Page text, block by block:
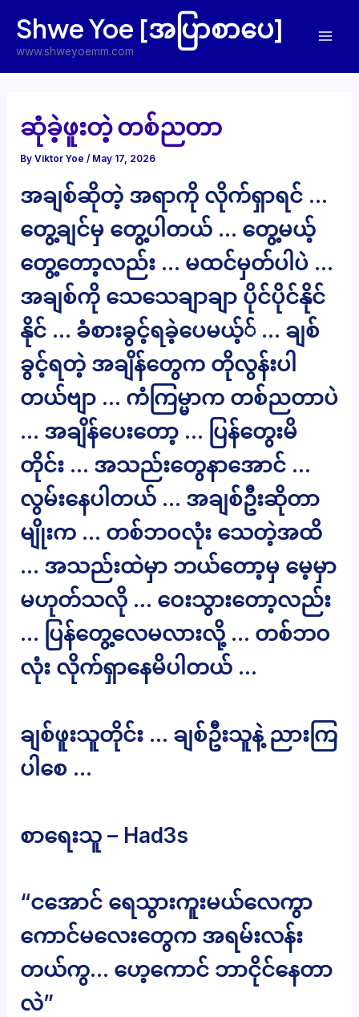
content
Shwe Yoe [အပြာစာပေ]
www.shweyoemm.com
ဆုံခဲ့ဖူးတဲ့ တစ်ညတာ
ByViktor Yoe/ May 17, 2026
အချစ်ဆိုတဲ့ အရာကို လိုက်ရှာရင် …
တွေ့ချင်မှ တွေ့ပါတယ် … တွေ့မယ့်
တွေ့တော့လည်း … မထင်မှတ်ပါပဲ …
အချစ်ကို သေသေချာချာ ပိုင်ပိုင်နိုင်
နိုင် … ခံစားခွင့်ရခဲ့ပေမယ့်် … ချစ်
ခွင့်ရတဲ့ အချိန်တွေက တိုလွန်းပါ
တယ်ဗျာ … ကံကြမ္မာက တစ်ညတာပဲ
… အချိန်ပေးတော့ … ပြန်တွေးမိ
တိုင်း … အသည်းတွေနာအောင် …
လွမ်းနေပါတယ် … အချစ်ဦးဆိုတာ
မျိုးက … တစ်ဘဝလုံး သေတဲ့အထိ
… အသည်းထဲမှာ ဘယ်တော့မှ မေ့မှာ
မဟုတ်သလို … ဝေးသွားတော့လည်း
… ပြန်တွေ့လေမလားလို့ … တစ်ဘဝ
လုံး လိုက်ရှာနေမိပါတယ် …
ချစ်ဖူးသူတိုင်း … ချစ်ဦးသူနဲ့ ညားကြ
ပါစေ …
စာရေးသူ – Had3s
“ငအောင် ရေသွားကူးမယ်လေကွာ
ကောင်မလေးတွေက အရမ်းလန်း
တယ်ကွ… ဟေ့ကောင် ဘာငိုင်နေတာ
လဲ”